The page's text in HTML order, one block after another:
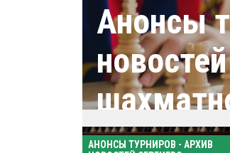
Анонсы
АНОНСЫ ТУРНИРОВ - АРХИВ